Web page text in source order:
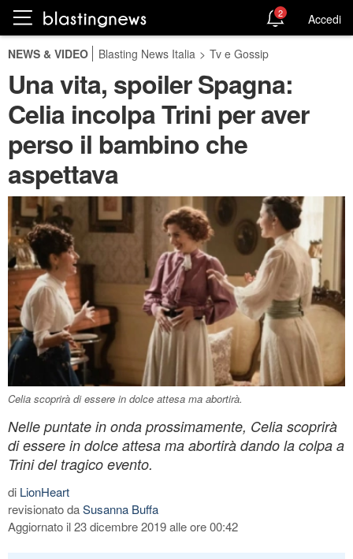
2 Accedi
NEWS & VIDEO Blasting News Italia > Tv e Gossip
Una vita, spoiler Spagna:
Celia incolpa Trini per aver
perso il bambino che
aspettava
Celia scoprirà di essere in dolce attesa ma abortirà.
Nelle puntate in onda prossimamente, Celia scoprirà
di essere in dolce attesa ma abortirà dando la colpa a
Trini del tragico evento.
di LionHeart
revisionato daSusanna Buffa
Aggiornato il 23 dicembre 2019 alle ore 00:42